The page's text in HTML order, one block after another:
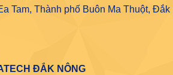
Tam, Thành phố Buôn Ma Thuột, Đắk
ĐẮK NÔNG